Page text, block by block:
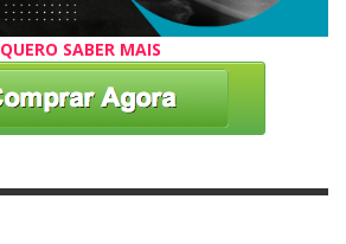
QUERO SABER MAIS